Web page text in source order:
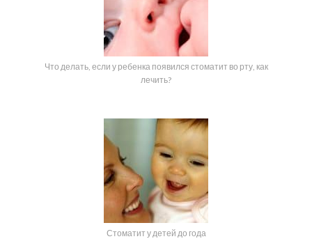
Что делать, если у ребенка появился стоматит во рту, как
лечить?
Стоматит у детей до года